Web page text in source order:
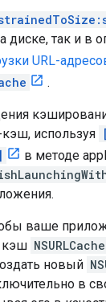
диске, так и в
URL-
.
используя
в методе
ваше
кэш NSURLCache
новый
в